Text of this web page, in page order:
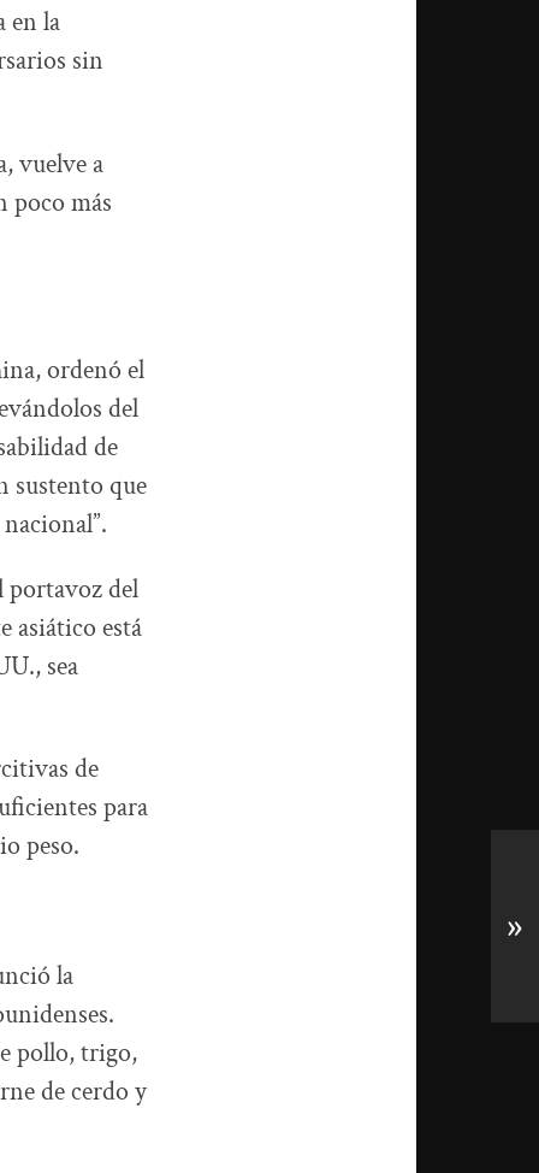
en la
sin
vuelve a
poco más
ordenó el
del
de
sustento que
portavoz del
asiático está
sea
de
para
peso.
la
pollo, trigo,
de cerdo y
»